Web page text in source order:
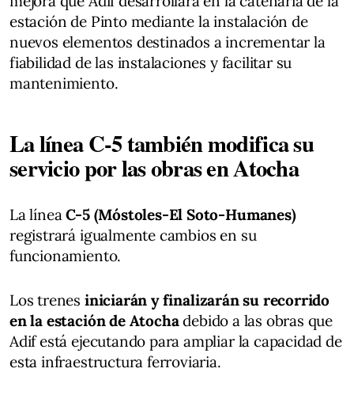
estación de Pinto mediante la instalación de
nuevos elementos destinados a incrementar la
fiabilidad de las instalaciones y facilitar su
mantenimiento.
La línea C-5 también modifica su
servicio por las obras en Atocha
La líneaC-5 (Móstoles-El Soto-Humanes)
registrará igualmente cambios en su
funcionamiento.
Los trenes iniciarán y finalizarán su recorrido
en la estación de Atochadebido a las obras que
Adif está ejecutando para ampliar la capacidad de
esta infraestructura ferroviaria.